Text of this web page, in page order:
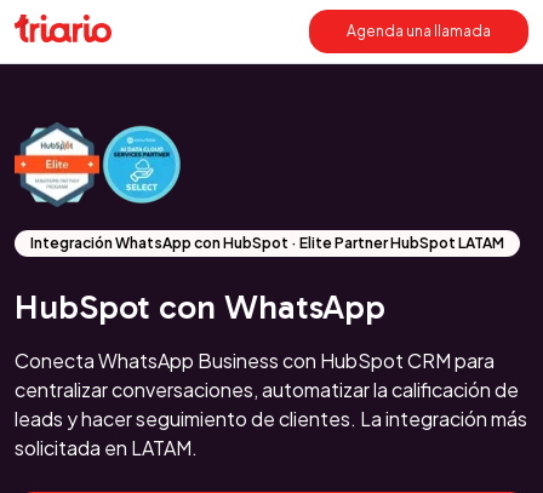
Agenda una llamada
Integración WhatsApp con HubSpot · Elite Partner HubSpot LATAM
HubSpot con WhatsApp
Conecta WhatsApp Business con HubSpot CRM para
centralizar conversaciones, automatizar la calificación de
leads y hacer seguimiento de clientes. La integración más
solicitada en LATAM.